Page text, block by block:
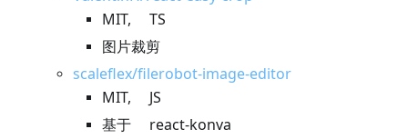
MIT, TS
图片裁剪
scaleflex/filerobot-image-editor
MIT, JS
基于 react-konva